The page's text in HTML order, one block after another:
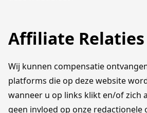
Affiliate Relaties
Wij kunnen compensatie
platforms die op deze website
wanneer u op links klikt en/of zich
geen invloed op onze redactionele